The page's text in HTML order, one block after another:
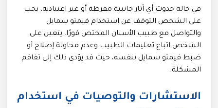
في حالة حدوث أي آثار جانبية مفرطة أو غير اعتيادية، يجب
على الشخص التوقف عن استخدام فيمتو سمايل
والتواصل مع طبيب الأسنان المختص فورًا. يتعين على
الشخص اتباع تعليمات الطبيب وعدم محاولة إصلاح أو
ضبط فيمتو سمايل بنفسه، حيث قد يؤدي ذلك إلى تفاقم
المشكلة.
الاستشارات والتوصيات في استخدام